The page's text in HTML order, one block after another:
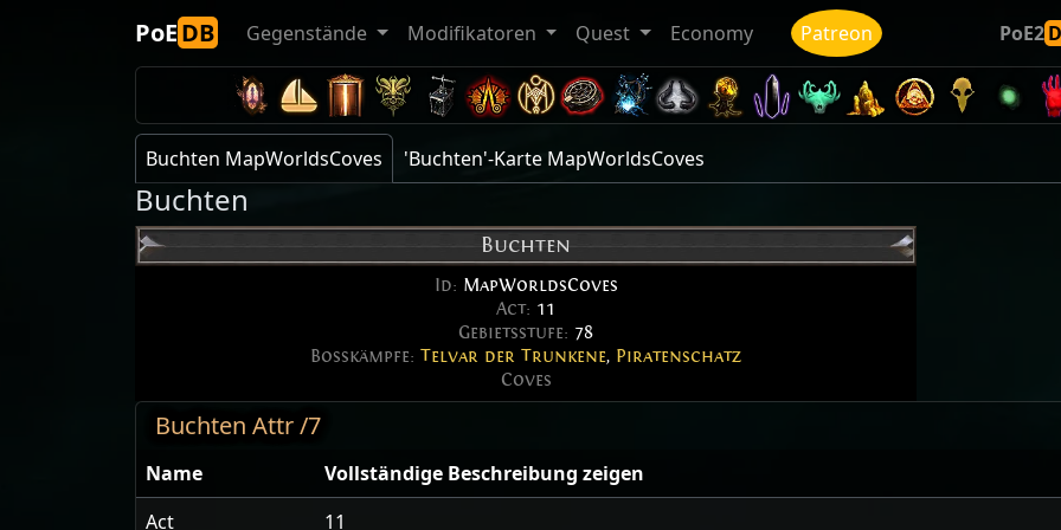
PoEDB Gegenstände Modifikatoren Quest Economy Patreon PoE2
Buchten MapWorldsCoves 'Buchten'-Karte MapWorldsCoves
Buchten
Buchten
Id: MapWorldsCoves
Act: 11
Gebietsstufe: 78
Bosskämpfe: Telvar der Trunkene, Piratenschatz
Coves
Buchten Attr /7
Name
Vollständige Beschreibung zeigen
Act
11